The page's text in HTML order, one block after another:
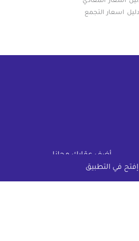
إفتح في التطبيق
دليل اسعار التجمع
أضف عقارك مجانا
دليل الاسعار